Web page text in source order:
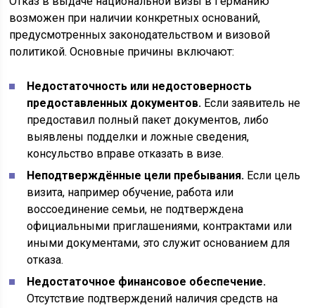
возможен при наличии конкретных оснований,
предусмотренных законодательством и визовой
политикой. Основные причины включают:
Недостаточность или недостоверность
предоставленных документов. Если заявитель не
предоставил полный пакет документов, либо
выявлены подделки и ложные сведения,
консульство вправе отказать в визе.
Неподтверждённые цели пребывания. Если цель
визита, например обучение, работа или
воссоединение семьи, не подтверждена
официальными приглашениями, контрактами или
иными документами, это служит основанием для
отказа.
Недостаточное финансовое обеспечение.
Отсутствие подтверждений наличия средств на